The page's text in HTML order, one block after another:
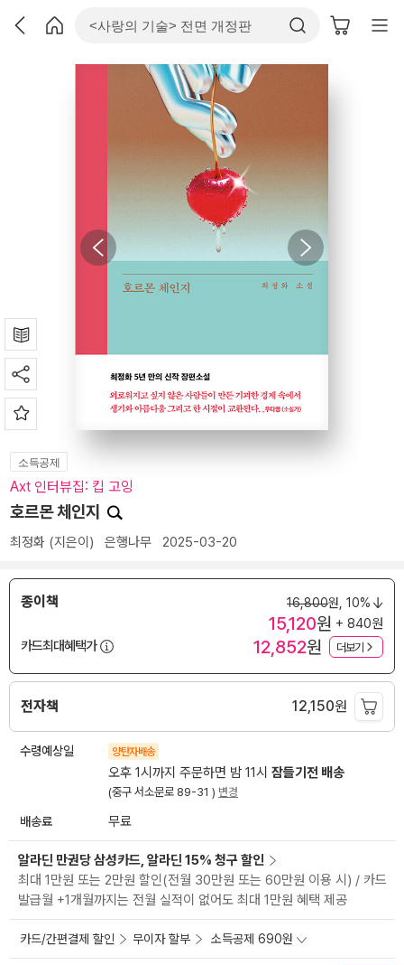
소득공제
Axt 인터뷰집: 킵 고잉
호르몬 체인지
최정화 (지은이) 은행나무 2025-03-20
종이책 16,800원, 10%
15,120원 + 840원
카드최대혜택가
12,852원 더보기
전자책 12,150원
수령예상일 양탄자배송
오후 1시까지 주문하면 밤 11시 잠들기전 배송
(중구 서소문로 89-31 ) 변경
배송료 무료
알라딘 만권당 삼성카드, 알라딘 15% 청구 할인
최대 1만원 또는 2만원 할인(전월 30만원 또는 60만원 이용 시) / 카드
발급월 +1개월까지는 전월 실적이 없어도 최대 1만원 혜택 제공
카드/간편결제 할인 무이자 할부 소득공제 690원